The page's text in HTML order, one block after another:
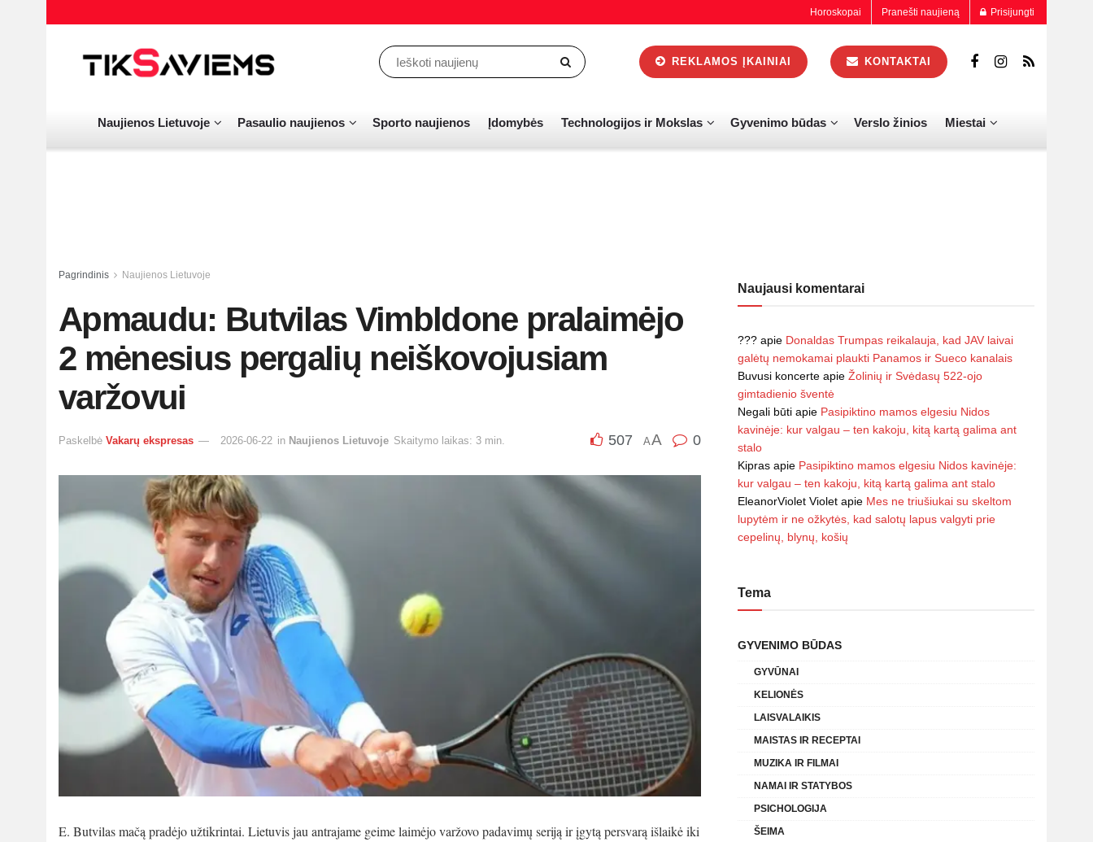
Horoskopai Pranešti naujieną Prisijungti
REKLAMOS ĮKAINIAI KONTAKTAI
Naujienos Lietuvoje Pasaulio naujienos Sporto naujienos Įdomybės Technologijos ir Mokslas Gyvenimo būdas Verslo žinios Miestai
Pagrindinis Naujienos Lietuvoje
Apmaudu: Butvilas Vimbldone pralaimėjo
2 mėnesius pergalių neiškovojusiam
varžovui
Paskelbė Vakarų ekspresas 2026-06-22 in Naujienos Lietuvoje Skaitymo laikas: 3 min. 507 AA 0
E. Butvilas mačą pradėjo užtikrintai. Lietuvis jau antrajame geime laimėjo varžovo padavimų seriją ir įgytą persvarą išlaikė iki
Naujausi komentarai
??? apie Donaldas Trumpas reikalauja, kad JAV laivai
galėtų nemokamai plaukti Panamos ir Sueco kanalais
Buvusi koncerte apie Žolinių ir Svėdasų 522-ojo
gimtadienio šventė
Negali būti apie Pasipiktino mamos elgesiu Nidos
kavinėje: kur valgau – ten kakoju, kitą kartą galima ant
stalo
Kipras apie Pasipiktino mamos elgesiu Nidos kavinėje:
kur valgau – ten kakoju, kitą kartą galima ant stalo
EleanorViolet Violet apie Mes ne triušiukai su skeltom
lupytėm ir ne ožkytės, kad salotų lapus valgyti prie
cepelinų, blynų, košių
Tema
GYVENIMO BŪDAS
GYVŪNAI
KELIONĖS
LAISVALAIKIS
MAISTAS IR RECEPTAI
MUZIKA IR FILMAI
NAMAI IR STATYBOS
PSICHOLOGIJA
ŠEIMA